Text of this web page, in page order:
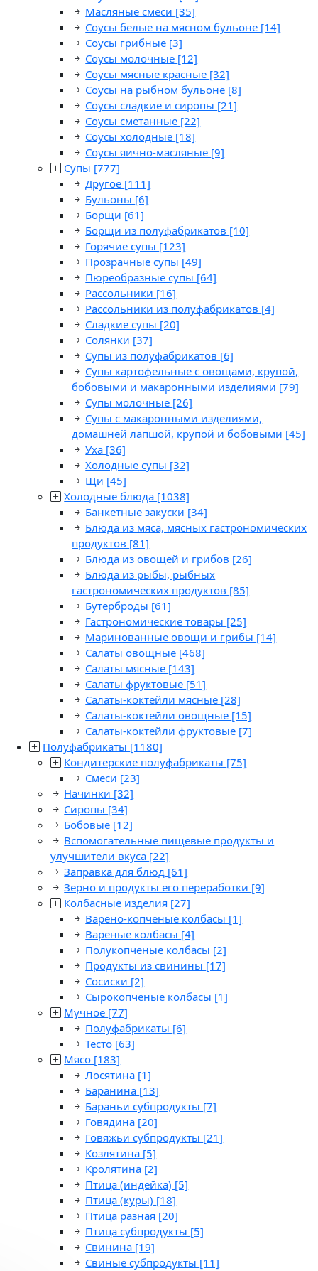
Масляные смеси [35]
Соусы белые на мясном бульоне [14]
Соусы грибные [3]
Соусы молочные [12]
Соусы мясные красные [32]
Соусы на рыбном бульоне [8]
Соусы сладкие и сиропы [21]
Соусы сметанные [22]
Соусы холодные [18]
Соусы яично-масляные [9]
Супы [777]
Другое [111]
Бульоны [6]
Борщи [61]
Борщи из полуфабрикатов [10]
Горячие супы [123]
Прозрачные супы [49]
Пюреобразные супы [64]
Рассольники [16]
Рассольники из полуфабрикатов [4]
Сладкие супы [20]
Солянки [37]
Супы из полуфабрикатов [6]
Супы картофельные с овощами, крупой,
бобовыми и макаронными изделиями [79]
Супы молочные [26]
Супы с макаронными изделиями,
домашней лапшой, крупой и бобовыми [45]
Уха [36]
Холодные супы [32]
Щи [45]
Холодные блюда [1038]
Банкетные закуски [34]
Блюда из мяса, мясных гастрономических
продуктов [81]
Блюда из овощей и грибов [26]
Блюда из рыбы, рыбных
гастрономических продуктов [85]
Бутерброды [61]
Гастрономические товары [25]
Маринованные овощи и грибы [14]
Салаты овощные [468]
Салаты мясные [143]
Салаты фруктовые [51]
Салаты-коктейли мясные [28]
Салаты-коктейли овощные [15]
Салаты-коктейли фруктовые [7]
Полуфабрикаты [1180]
Кондитерские полуфабрикаты [75]
Смеси [23]
Начинки [32]
Сиропы [34]
Бобовые [12]
Вспомогательные пищевые продукты и
улучшители вкуса [22]
Заправка для блюд [61]
Зерно и продукты его переработки [9]
Колбасные изделия [27]
Варено-копченые колбасы [1]
Вареные колбасы [4]
Полукопченые колбасы [2]
Продукты из свинины [17]
Сосиски [2]
Сырокопченые колбасы [1]
Мучное [77]
Полуфабрикаты [6]
Тесто [63]
Мясо [183]
Лосятина [1]
Баранина [13]
Бараньи субпродукты [7]
Говядина [20]
Говяжьи субпродукты [21]
Козлятина [5]
Кролятина [2]
Птица (индейка) [5]
Птица (куры) [18]
Птица разная [20]
Птица субпродукты [5]
Свинина [19]
Свиные субпродукты [11]